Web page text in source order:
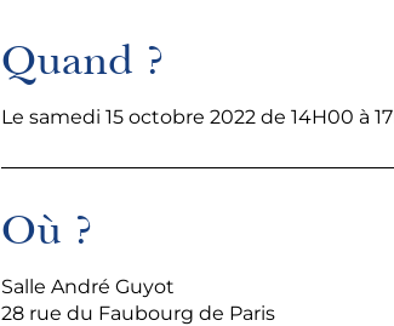
Quand ?
Le samedi 15 octobre 2022 de 14H00 à
Où ?
Salle André Guyot
28 rue du Faubourg de Paris